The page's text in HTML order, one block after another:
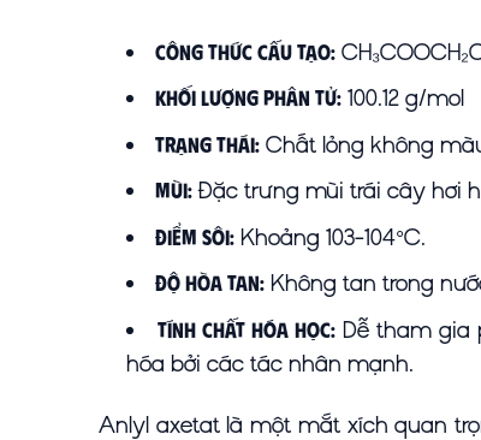
Công thức cấu tạo:
Khối lượng phân tử: 100.12 g/mol
Trạng thái: Chất lỏng không
Mùi: Đặc trưng mùi trái cây hơi
Điểm sôi: Khoảng 103-104°C.
Độ hòa tan: Không tan trong
Tính chất hóa học:Dễ tham gia
hóa bởi các tác nhân mạnh.
Anlyl axetat là một mắt xích quan